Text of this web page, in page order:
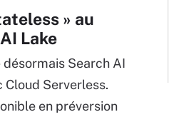
» au
Lake
Search AI
Cloud Serverless.
en préversion